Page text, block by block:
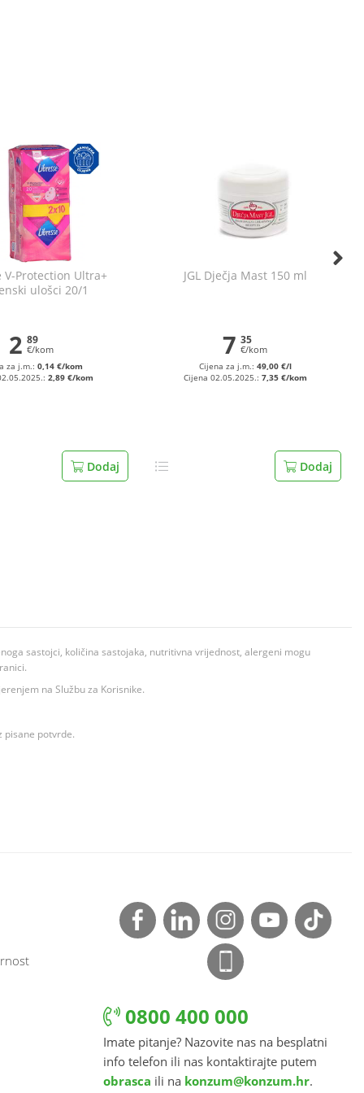
V-Protection Ultra+
ulošci 20/1
2 89
€/kom
za j.m.:0,14 €/kom
2,89 €/kom
Dodaj
JGL Dječja Mast 150 ml
7 35
€/kom
Cijena za j.m.: 49,00 €/l
Cijena 02.05.2025.: 7,35 €/kom
Dodaj
sastojci, količina sastojaka, nutritivna vrijednost, alergeni mogu
na Službu za Korisnike.
pisane potvrde.
0800 400 000
Imate pitanje? Nazovite nas na besplatni
info telefon ili nas kontaktirajte putem
obrasca ili na konzum@konzum.hr.